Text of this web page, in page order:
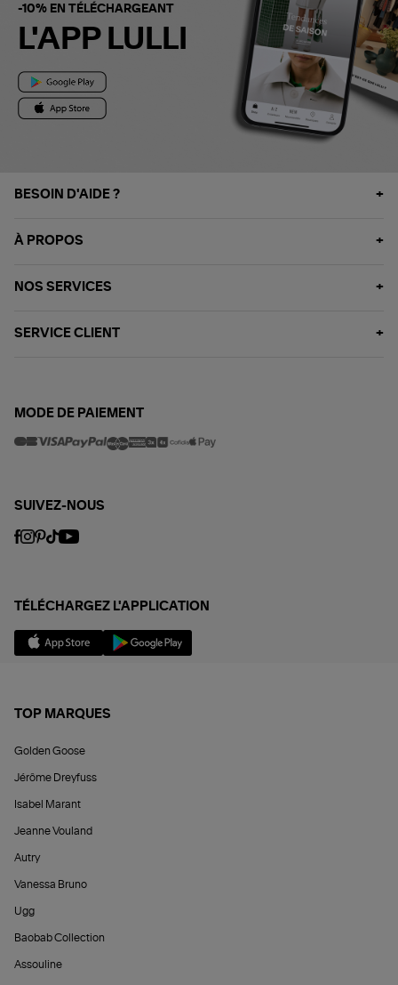
-10% EN TÉLÉCHARGEANT
L'APP LULLI
BESOIN D'AIDE ?
À PROPOS
NOS SERVICES
SERVICE CLIENT
MODE DE PAIEMENT
SUIVEZ-NOUS
TÉLÉCHARGEZ L'APPLICATION
TOP MARQUES
Golden Goose
Jérôme Dreyfuss
Isabel Marant
Jeanne Vouland
Autry
Vanessa Bruno
Ugg
Baobab Collection
Assouline